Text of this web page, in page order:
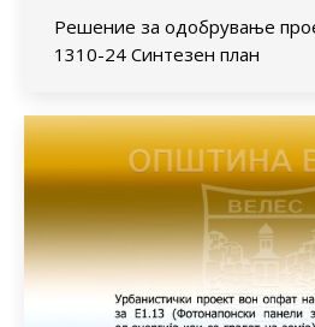
Решение за одобрување
1310-24 Синтезен план